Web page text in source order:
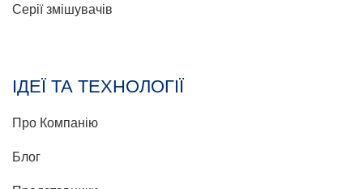
Серії змішувачів
ІДЕЇ ТА ТЕХНОЛОГІЇ
Про Компанію
Блог